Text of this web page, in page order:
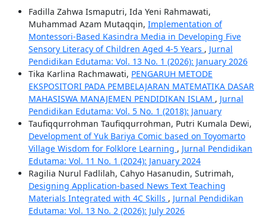
Fadilla Zahwa Ismaputri, Ida Yeni Rahmawati,
Muhammad Azam Mutaqqin, Implementation of
Montessori-Based Kasindra Media in Developing Five
Sensory Literacy of Children Aged 4-5 Years , Jurnal
Pendidikan Edutama: Vol. 13 No. 1 (2026): January 2026
Tika Karlina Rachmawati, PENGARUH METODE
EKSPOSITORI PADA PEMBELAJARAN MATEMATIKA DASAR
MAHASISWA MANAJEMEN PENDIDIKAN ISLAM , Jurnal
Pendidikan Edutama: Vol. 5 No. 1 (2018): January
Taufiqqurrohman Taufiqqurrohman, Putri Kumala Dewi,
Development of Yuk Bariya Comic based on Toyomarto
Village Wisdom for Folklore Learning , Jurnal Pendidikan
Edutama: Vol. 11 No. 1 (2024): January 2024
Ragilia Nurul Fadlilah, Cahyo Hasanudin, Sutrimah,
Designing Application-based News Text Teaching
Materials Integrated with 4C Skills , Jurnal Pendidikan
Edutama: Vol. 13 No. 2 (2026): July 2026